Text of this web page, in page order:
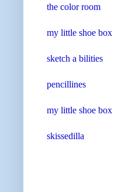
the color room
my little shoe box
sketch a bilities
pencillines
my little shoe box
skissedilla